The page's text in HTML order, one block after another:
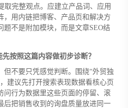
取完整观点。应建立产品词、应用
，用内链把博客、产品页和解决方
题不是附加模块，而是文章SEO结
按照这篇内容做初步诊断？
但不要只凭感觉判断。围绕“外贸独
建议先打开搜索表现数据看核心页
问行为数据里这些页面的停留、滚
后把销售收到的询盘质量放进同一